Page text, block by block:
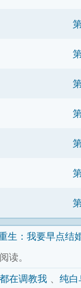
生：我要早点结
读。
在调教我 纯白